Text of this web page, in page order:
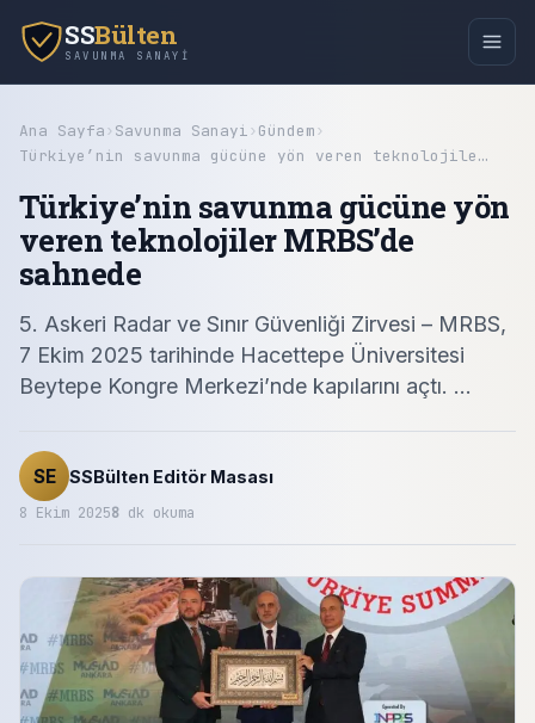
SSBülten
SAVUNMA SANAYI
Ana Sayfa› Savunma Sanayi› Gündem›
Türkiye’nin savunma gücüne yön veren teknolojile…
Türkiye’nin savunma gücüne yön
veren teknolojiler MRBS’de
sahnede
5. Askeri Radar ve Sınır Güvenliği Zirvesi – MRBS,
7 Ekim 2025 tarihinde Hacettepe Üniversitesi
Beytepe Kongre Merkezi’nde kapılarını açtı. ...
SE SSBülten Editör Masası
8 Ekim 20258 dk okuma